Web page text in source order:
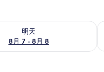
明天
8月 7 - 8月 8
7 - 8月 8) 的供應情況